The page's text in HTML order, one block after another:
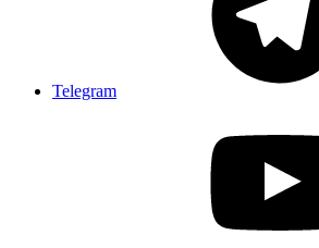
Telegram